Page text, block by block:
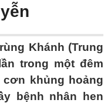
Khánh (Trung
trong một đêm
cơn khủng hoảng
bệnh nhân hen